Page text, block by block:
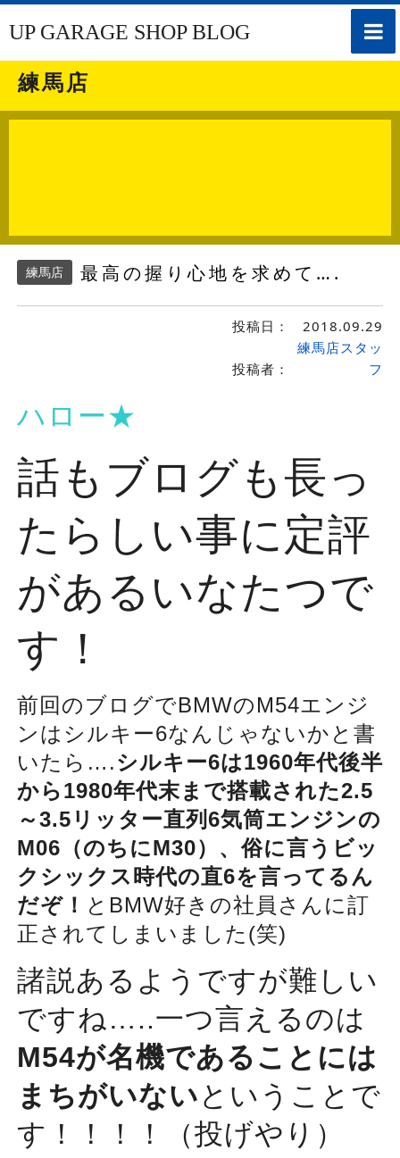
toggle
UP GARAGE SHOP BLOG
練馬店
練馬店 最高の握り心地を求めて….
投稿日： 2018.09.29
投稿者：
練馬店スタッ
フ
ハロー★
話もブログも長っ
たらしい事に定評
があるいなたつで
す！
前回のブログでBMWのM54エンジ
ンはシルキー6なんじゃないかと書
いたら….シルキー6は1960年代後半
から1980年代末まで搭載された2.5
～3.5リッター直列6気筒エンジンの
M06（のちにM30）、俗に言うビッ
クシックス時代の直6を言ってるん
だぞ！ とBMW好きの社員さんに訂
正されてしまいました(笑)
諸説あるようですが難しい
ですね…..一つ言えるのは
M54が名機であることには
まちがいないということで
す！！！！（投げやり）